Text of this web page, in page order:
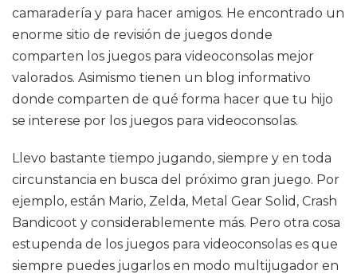
camaradería y para hacer amigos. He encontrado un
enorme sitio de revisión de juegos donde
comparten los juegos para videoconsolas mejor
valorados. Asimismo tienen un blog informativo
donde comparten de qué forma hacer que tu hijo
se interese por los juegos para videoconsolas.
Llevo bastante tiempo jugando, siempre y en toda
circunstancia en busca del próximo gran juego. Por
ejemplo, están Mario, Zelda, Metal Gear Solid, Crash
Bandicoot y considerablemente más. Pero otra cosa
estupenda de los juegos para videoconsolas es que
siempre puedes jugarlos en modo multijugador en